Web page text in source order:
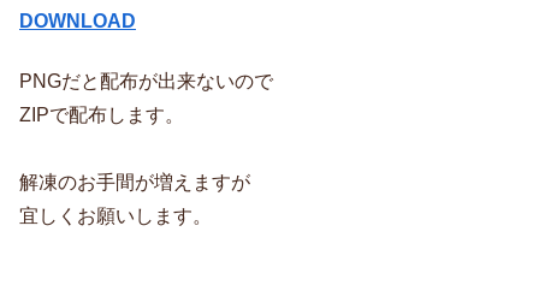
DOWNLOAD
PNGだと配布が出来ないので
ZIPで配布します。
解凍のお手間が増えますが
宜しくお願いします。